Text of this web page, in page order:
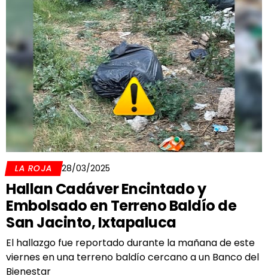
LA ROJA 28/03/2025
Hallan Cadáver Encintado y
Embolsado en Terreno Baldío de
San Jacinto, Ixtapaluca
El hallazgo fue reportado durante la mañana de este
viernes en una terreno baldío cercano a un Banco del
Bienestar